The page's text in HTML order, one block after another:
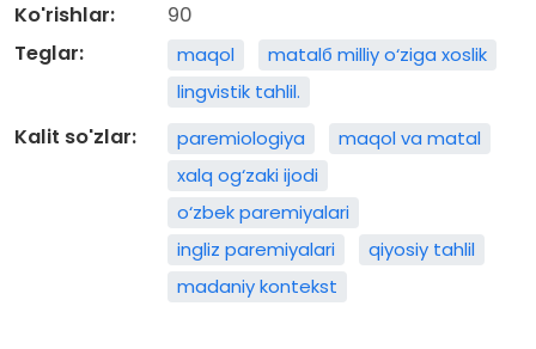
Ko'rishlar:
90
Teglar:
maqol
matalб milliy o‘ziga xoslik
lingvistik tahlil.
Kalit so'zlar: paremiologiya
maqol va matal
xalq og‘zaki ijodi
o‘zbek paremiyalari
ingliz paremiyalari
qiyosiy tahlil
madaniy kontekst